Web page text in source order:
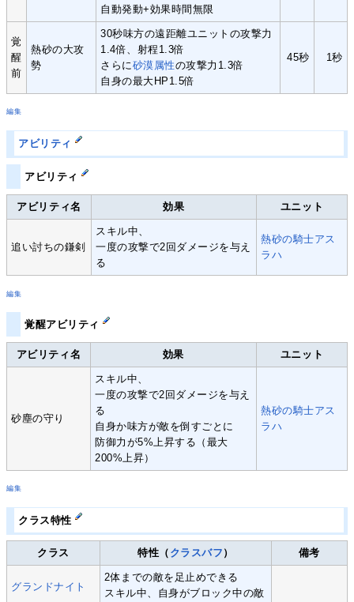
自動発動+効果時間無限
覚
醒
前
熱砂の大攻
勢
30秒味方の遠距離ユニットの攻撃力
1.4倍、射程1.3倍
さらに砂漠属性の攻撃力1.3倍
自身の最大HP1.5倍
45秒 1秒
編集
アビリティ
アビリティ
アビリティ名 効果 ユニット
追い討ちの鎌剣
スキル中、
一度の攻撃で2回ダメージを与え
る
熱砂の騎士アス
ラハ
編集
覚醒アビリティ
アビリティ名 効果 ユニット
砂塵の守り
スキル中、
一度の攻撃で2回ダメージを与え
る
自身か味方が敵を倒すごとに
防御力が5%上昇する（最大
200%上昇）
熱砂の騎士アス
ラハ
編集
クラス特性
クラス 特性（ クラスバフ ） 備考
グランドナイト
2体までの敵を足止めできる
スキル中、自身がブロック中の敵